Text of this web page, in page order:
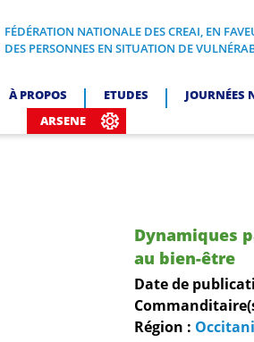
FÉDÉRATION NATIONALE DES CREAI,
FÉDÉRATION NATIONALE DES CREAI, EN
DES PERSONNES EN SITUATION DE
À PROPOS ETUDES JOURNÉES
ARSENE
Dynamiques
au bien-être
Date de
Région :